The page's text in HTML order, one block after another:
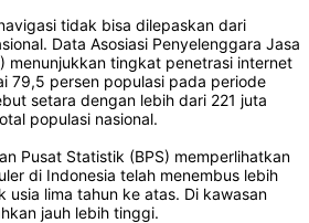
tidak bisa dilepaskan dari
Data Asosiasi Penyelenggara Jasa
menunjukkan tingkat penetrasi internet
79,5 persen populasi pada periode
setara dengan lebih dari 221 juta
populasi nasional.
Pusat Statistik (BPS) memperlihatkan
di Indonesia telah menembus lebih
usia lima tahun ke atas. Di kawasan
jauh lebih tinggi.